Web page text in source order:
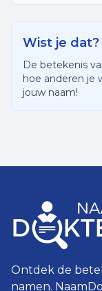
Wist je dat?
De betekenis
hoe anderen je
jouw naam!
Ontdek de
namen.